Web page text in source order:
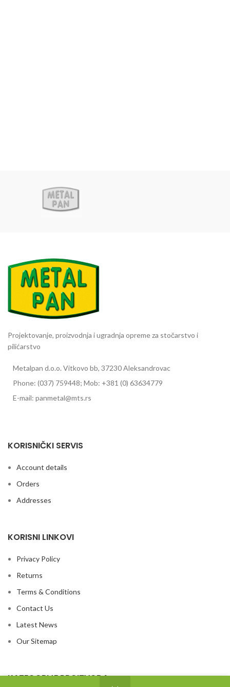
Projektovanje, proizvodnja i ugradnja opreme za stočarstvo i
pilićarstvo
Metalpan d.o.o. Vitkovo bb, 37230 Aleksandrovac
Phone: (037) 759448; Mob: +381 (0) 63634779
E-mail: panmetal@mts.rs
Pojilice za goveda
KORISNIČKI SERVIS
Account details
Orders
Addresses
KORISNI LINKOVI
Privacy Policy
Returns
Terms & Conditions
Contact Us
Latest News
Our Sitemap
KATEGORIJE PROIZVODA